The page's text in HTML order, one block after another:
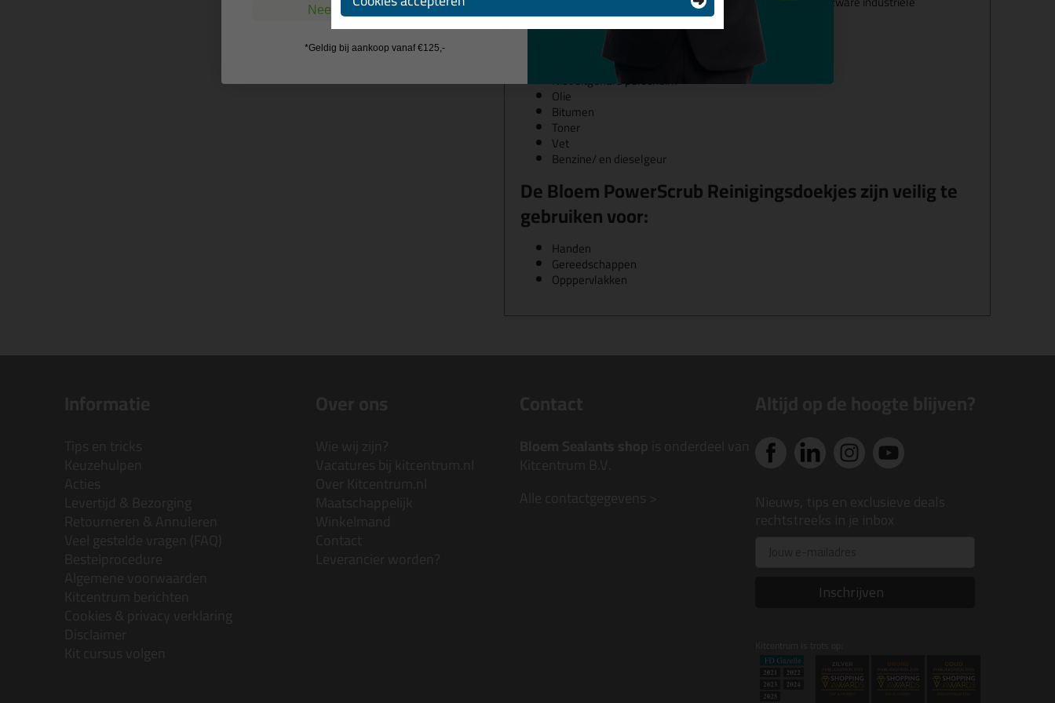
vervuilingen zoals:
Verse verf
Niet uitgeharde kit
Niet uitgeharde lijm
Niet uitgehard purschuim
Olie
Bitumen
Toner
Vet
Benzine/ en dieselgeur
De Bloem PowerScrub Reinigingsdoekjes zijn veilig te
gebruiken voor:
Handen
Gereedschappen
Opppervlakken
Inschrijven
Nee, ik wil geen cadeau
*Geldig bij aankoop vanaf €125,-